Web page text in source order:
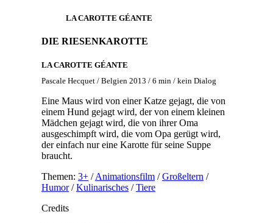
LA CAROTTE GÉANTE
DIE RIESENKAROTTE
LA CAROTTE GÉANTE
Pascale Hecquet / Belgien 2013 / 6 min / kein Dialog
Eine Maus wird von einer Katze gejagt, die von
einem Hund gejagt wird, der von einem kleinen
Mädchen gejagt wird, die von ihrer Oma
ausgeschimpft wird, die vom Opa gerügt wird,
der einfach nur eine Karotte für seine Suppe
braucht.
Themen: 3+/Animationsfilm/Großeltern /
Humor/Kulinarisches/Tiere
Credits